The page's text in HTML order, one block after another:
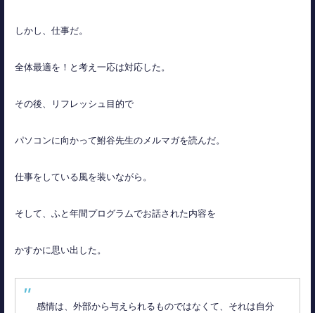
しかし、仕事だ。
全体最適を！と考え一応は対応した。
その後、リフレッシュ目的で
パソコンに向かって鮒谷先生のメルマガを読んだ。
仕事をしている風を装いながら。
そして、ふと年間プログラムでお話された内容を
かすかに思い出した。
感情は、外部から与えられるものではなくて、それは自分